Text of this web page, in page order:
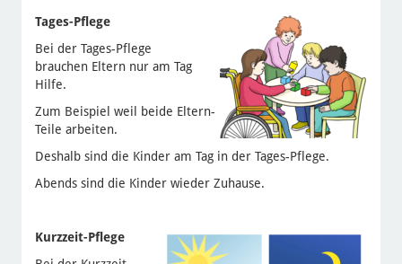
Tages-Pflege
Bei der Tages-Pflege
brauchen Eltern nur am Tag
Hilfe.
Zum Beispiel weil beide Eltern-
Teile arbeiten.
Deshalb sind die Kinder am Tag in der Tages-Pflege.
Abends sind die Kinder wieder Zuhause.
Kurzzeit-Pflege